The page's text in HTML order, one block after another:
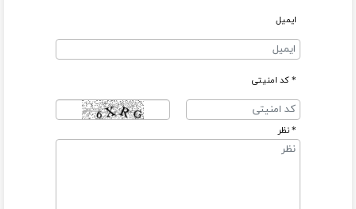
ایمیل
* کد امنیتی
* نظر